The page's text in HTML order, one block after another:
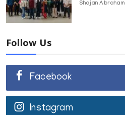
Shajan Abraham
Follow Us
Facebook
Instagram